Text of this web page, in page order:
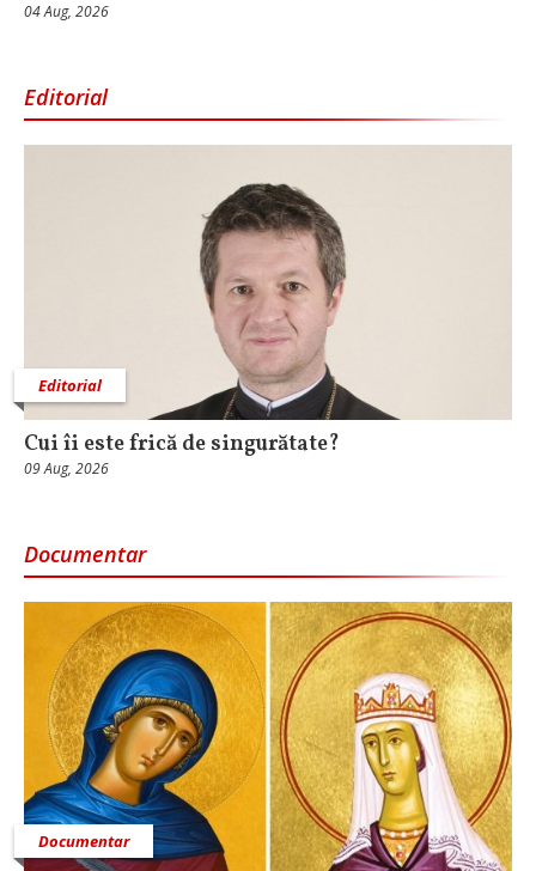
04 Aug, 2026
Editorial
Editorial
Cui îi este frică de singurătate?
09 Aug, 2026
Documentar
Documentar